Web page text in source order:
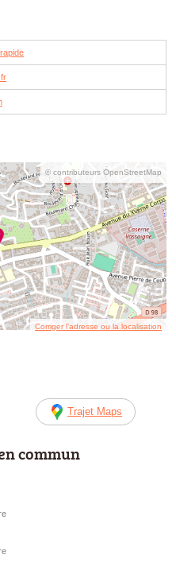
© contributeurs OpenStreetMap
Corriger l’adresse ou la localisation
Trajet Maps
commun